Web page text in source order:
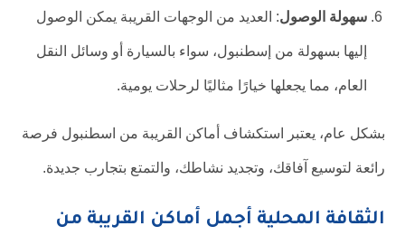
سهولة الوصول: العديد من الوجهات القريبة يمكن الوصول
إليها بسهولة من إسطنبول، سواء بالسيارة أو وسائل النقل
العام، مما يجعلها خيارًا مثاليًا لرحلات يومية.
بشكل عام، يعتبر استكشاف أماكن القريبة من اسطنبول فرصة
رائعة لتوسيع آفاقك، وتجديد نشاطك، والتمتع بتجارب جديدة.
الثقافة المحلية أجمل أماكن القريبة من